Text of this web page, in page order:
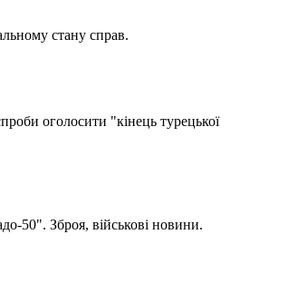
стану справ.
оголосити "кінець турецької
50". Зброя, військові новини.